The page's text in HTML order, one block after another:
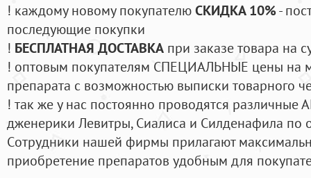
! каждому новому покупателюСКИДКА 10%-
последующие покупки
! БЕСПЛАТНАЯ ДОСТАВКА при заказе товара на
! оптовым покупателям СПЕЦИАЛЬНЫЕ цены на
препарата с возможностью выписки товарного
! так же у нас постоянно проводятся
дженерики Левитры, Сиалиса и Силденафила по
Cотрудники нашей фирмы прилагают
приобретение препаратов удобным для